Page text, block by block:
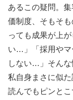
あるこの疑問。
価制度、そもそ
っても成果が上
い…」「採用やマ
しない…」そんな
私自身まさに似
読んでもピンと